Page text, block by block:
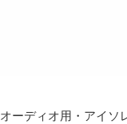
オーディオ用・アイソ